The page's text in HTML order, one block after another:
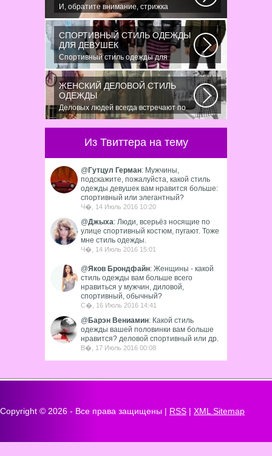
И, обратите внимание, стрижка
«британка» похожа на другую
родственную стрижку...
СПОРТИВНЫЙ СТИЛЬ ОДЕЖДЫ
ДЛЯ ДЕВУШЕК
Спортивный стиль одежды для
девушек 2016 — одно из самых
модных направлений...
ЖЕНСКИЙ ДЕЛОВОЙ СТИЛЬ
ОДЕЖДЫ
Деловых людей всегда встречают по
одёжке – как мужчин, так и женщин.
Современным...
Из Твиттера на тему
@ Гутцул Герман: Мужчины,
подскажите, пожалуйста, какой стиль
одежды девушек вам нравится больше:
спортивный или элегантный?
Ч�, 14 Июль 2016 10:20
@Джыха: Люди, всерьёз носящие по
улице спортивный костюм, пугают. Тоже
мне стиль одежды.
Ч�, 14 Июль 2016 15:01
@Яков Брондфайн: Женщины - какой
стиль одежды вам больше всего
нравиться у мужчин, диловой,
спортивный, обычный?
С�, 16 Июль 2016 14:41
@ Барэн Вениамин: Какой стиль
одежды вашей половинки вам больше
нравится? деловой спортивный или др.
В�, 17 Июль 2016 00:08
Copyright © 2026 - Все права защищены | RSS | XML Sitemap